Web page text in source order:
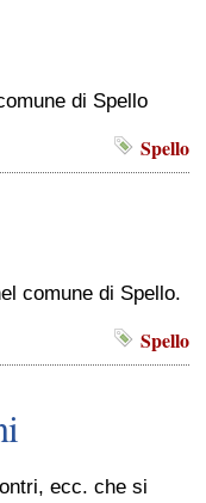
di Spello
Spello
comune di Spello.
Spello
ecc. che si